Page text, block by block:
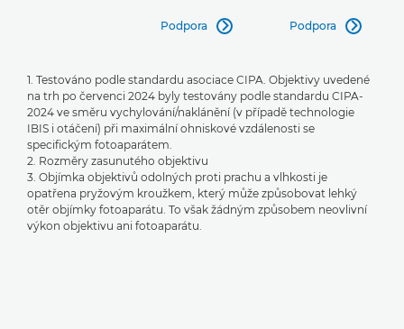
Podpora  Podpora 
1. Testováno podle standardu asociace CIPA. Objektivy uvedené
na trh po červenci 2024 byly testovány podle standardu CIPA-
2024 ve směru vychylování/naklánění (v případě technologie
IBIS i otáčení) při maximální ohniskové vzdálenosti se
specifickým fotoaparátem.
2. Rozměry zasunutého objektivu
3. Objímka objektivů odolných proti prachu a vlhkosti je
opatřena pryžovým kroužkem, který může způsobovat lehký
otěr objímky fotoaparátu. To však žádným způsobem neovlivní
výkon objektivu ani fotoaparátu.